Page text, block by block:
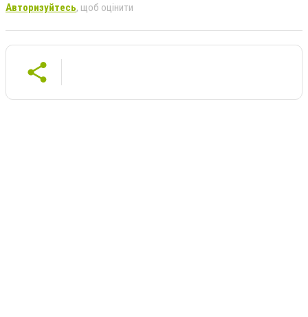
Авторизуйтесь, щоб оцінити